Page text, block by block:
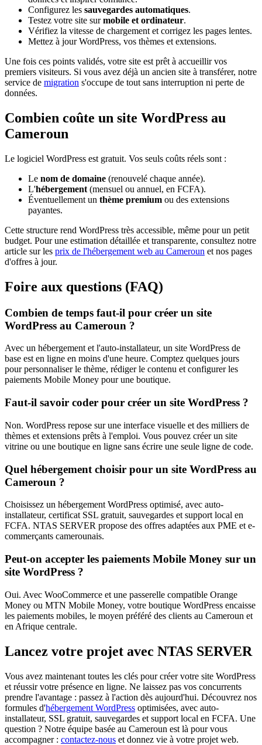
Configurez les sauvegardes automatiques.
Testez votre site surmobile et ordinateur.
Vérifiez la vitesse de chargement et corrigez les pages lentes.
Mettez à jour WordPress, vos thèmes et extensions.
Une fois ces points validés, votre site est prêt à accueillir vos
premiers visiteurs. Si vous avez déjà un ancien site à transférer, notre
service de migration s'occupe de tout sans interruption ni perte de
données.
Combien coûte un site WordPress au
Cameroun
Le logiciel WordPress est gratuit. Vos seuls coûts réels sont :
Le nom de domaine (renouvelé chaque année).
L'hébergement (mensuel ou annuel, en FCFA).
Éventuellement un thème premium ou des extensions
payantes.
Cette structure rend WordPress très accessible, même pour un petit
budget. Pour une estimation détaillée et transparente, consultez notre
article sur les prix de l'hébergement web au Cameroun et nos pages
d'offres à jour.
Foire aux questions (FAQ)
Combien de temps faut-il pour créer un site
WordPress au Cameroun ?
Avec un hébergement et l'auto-installateur, un site WordPress de
base est en ligne en moins d'une heure. Comptez quelques jours
pour personnaliser le thème, rédiger le contenu et configurer les
paiements Mobile Money pour une boutique.
Faut-il savoir coder pour créer un site WordPress ?
Non. WordPress repose sur une interface visuelle et des milliers de
thèmes et extensions prêts à l'emploi. Vous pouvez créer un site
vitrine ou une boutique en ligne sans écrire une seule ligne de code.
Quel hébergement choisir pour un site WordPress au
Cameroun ?
Choisissez un hébergement WordPress optimisé, avec auto-
installateur, certificat SSL gratuit, sauvegardes et support local en
FCFA. NTAS SERVER propose des offres adaptées aux PME et e-
commerçants camerounais.
Peut-on accepter les paiements Mobile Money sur un
site WordPress ?
Oui. Avec WooCommerce et une passerelle compatible Orange
Money ou MTN Mobile Money, votre boutique WordPress encaisse
les paiements mobiles, le moyen préféré des clients au Cameroun et
en Afrique centrale.
Lancez votre projet avec NTAS SERVER
Vous avez maintenant toutes les clés pour créer votre site WordPress
et réussir votre présence en ligne. Ne laissez pas vos concurrents
prendre l'avantage : passez à l'action dès aujourd'hui. Découvrez nos
formules d'hébergement WordPress optimisées, avec auto-
installateur, SSL gratuit, sauvegardes et support local en FCFA. Une
question ? Notre équipe basée au Cameroun est là pour vous
accompagner : contactez-nous et donnez vie à votre projet web.